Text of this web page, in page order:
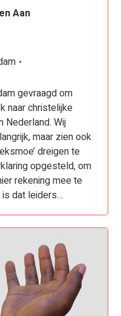
Aan
gevraagd om
naar christelijke
Nederland. Wij
maar zien ook
dreigen te
opgesteld, om
rekening mee te
is dat leiders…